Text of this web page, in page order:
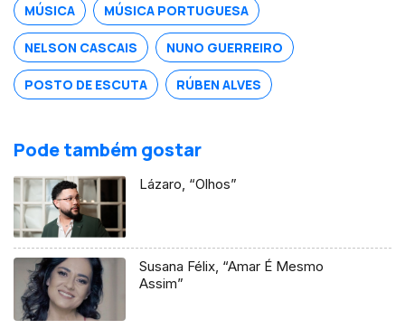
MÚSICA MÚSICA PORTUGUESA
NELSON CASCAIS NUNO GUERREIRO
POSTO DE ESCUTA RÚBEN ALVES
Pode também gostar
Lázaro, “Olhos”
Susana Félix, “Amar É Mesmo
Assim”